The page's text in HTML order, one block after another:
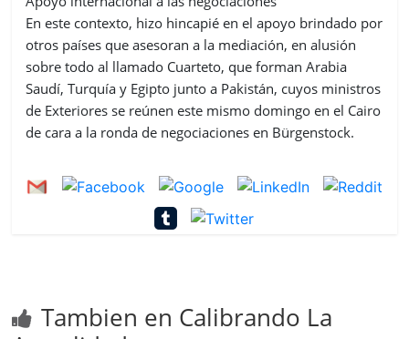
En este contexto, hizo hincapié en el apoyo brindado por
otros países que asesoran a la mediación, en alusión
sobre todo al llamado Cuarteto, que forman Arabia
Saudí, Turquía y Egipto junto a Pakistán, cuyos ministros
de Exteriores se reúnen este mismo domingo en el Cairo
de cara a la ronda de negociaciones en Bürgenstock.
Tambien en Calibrando La